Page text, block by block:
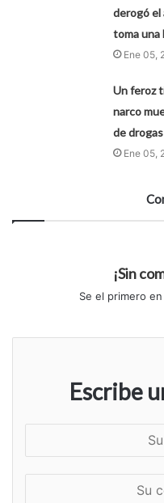
derogó el
toma una
Ene 05,
Un feroz
narco
de drogas
Ene 05,
¡Sin
Se el primero
Escribe